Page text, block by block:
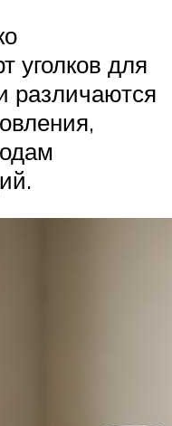
уголков для
различаются